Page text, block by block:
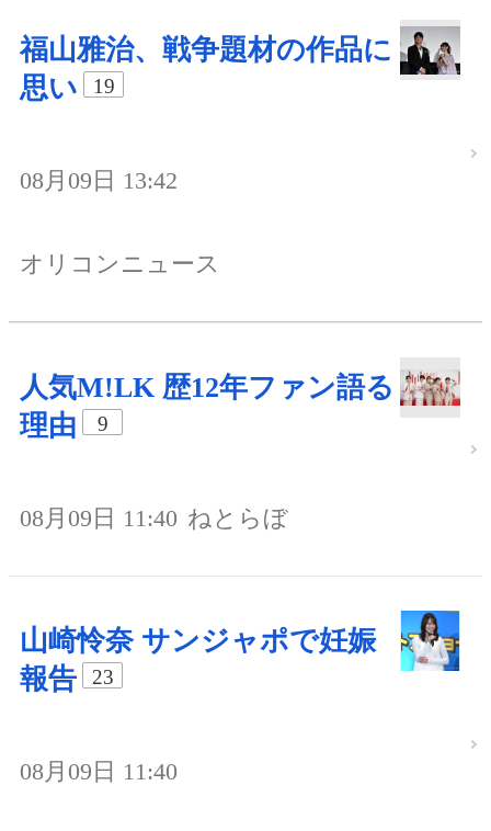
福山雅治、戦争題材の作品に
思い
19
08月09日 13:42
オリコンニュース
人気M!LK 歴12年ファン語る
理由
9
08月09日 11:40 ねとらぼ
山崎怜奈 サンジャポで妊娠
報告
23
08月09日 11:40